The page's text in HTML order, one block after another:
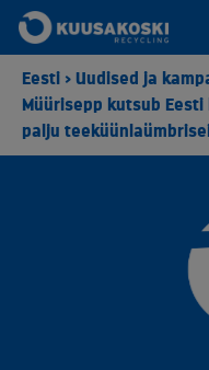
Eesti > Uudised ja
Müürisepp kutsub
palju